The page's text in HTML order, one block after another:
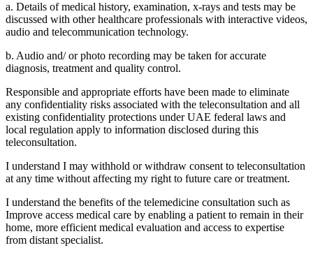
a. Details of medical history, examination, x-rays and tests may be
discussed with other healthcare professionals with interactive videos,
audio and telecommunication technology.
b. Audio and/ or photo recording may be taken for accurate
diagnosis, treatment and quality control.
Responsible and appropriate efforts have been made to eliminate
any confidentiality risks associated with the teleconsultation and all
existing confidentiality protections under UAE federal laws and
local regulation apply to information disclosed during this
teleconsultation.
I understand I may withhold or withdraw consent to teleconsultation
at any time without affecting my right to future care or treatment.
I understand the benefits of the telemedicine consultation such as
Improve access medical care by enabling a patient to remain in their
home, more efficient medical evaluation and access to expertise
from distant specialist.